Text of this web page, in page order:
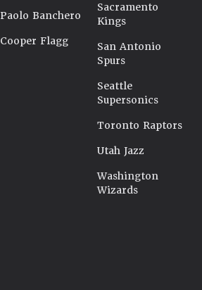
Paolo Banchero
Cooper Flagg
Sacramento
Kings
San Antonio
Spurs
Seattle
Supersonics
Toronto Raptors
Utah Jazz
Washington
Wizards